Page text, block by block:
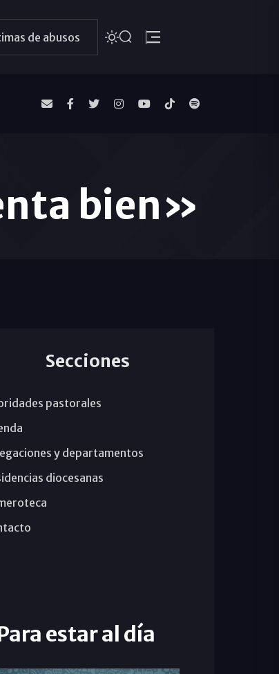
de abusos
bien»
Secciones
pastorales
y departamentos
diocesanas
estar al día